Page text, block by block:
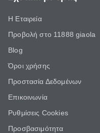
Η Εταιρεία
Προβολή στο 11888 giaola
Blog
Όροι χρήσης
Προστασία Δεδομένων
Επικοινωνία
Ρυθμίσεις Cookies
Προσβασιμότητα